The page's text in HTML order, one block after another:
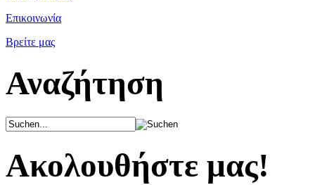
Επικοινωνία
Βρείτε μας
Αναζήτηση
Ακολουθήστε μας!